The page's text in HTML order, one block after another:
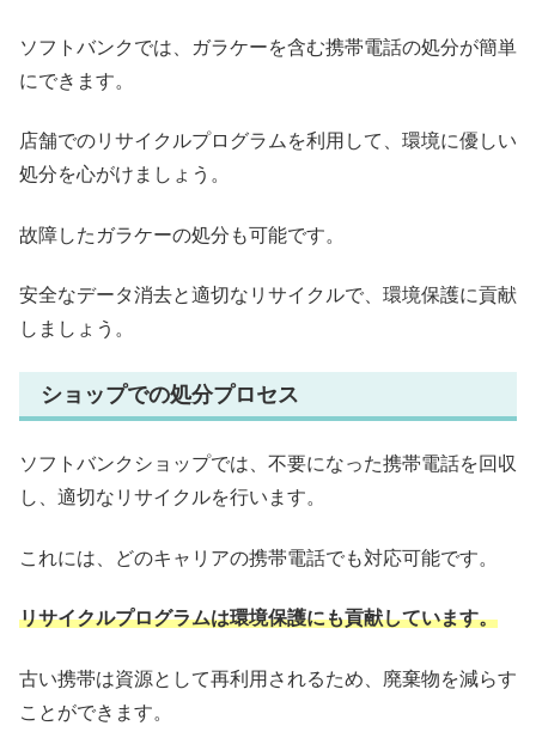
ソフトバンクでは、ガラケーを含む携帯電話の処分が簡単
にできます。
店舗でのリサイクルプログラムを利用して、環境に優しい
処分を心がけましょう。
故障したガラケーの処分も可能です。
安全なデータ消去と適切なリサイクルで、環境保護に貢献
しましょう。
ショップでの処分プロセス
ソフトバンクショップでは、不要になった携帯電話を回収
し、適切なリサイクルを行います。
これには、どのキャリアの携帯電話でも対応可能です。
リサイクルプログラムは環境保護にも貢献しています。
古い携帯は資源として再利用されるため、廃棄物を減らす
ことができます。